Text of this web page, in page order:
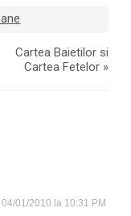
Cartea Baietilor si
Cartea Fetelor »
04/01/2010 la 10:31 PM